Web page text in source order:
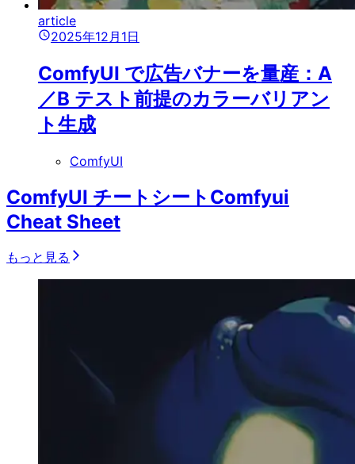
article
2025年12月1日
ComfyUI で広告バナーを量産：A
／B テスト前提のカラーバリアン
ト生成
ComfyUI
ComfyUI チートシート Comfyui
Cheat Sheet
もっと見る